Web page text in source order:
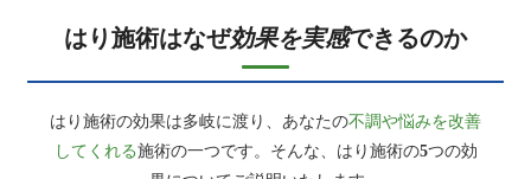
はり施術はなぜ効果を実感できるのか
はり施術の効果は多岐に渡り、あなたの不調や悩みを改善
してくれる施術の一つです。そんな、はり施術の5つの効